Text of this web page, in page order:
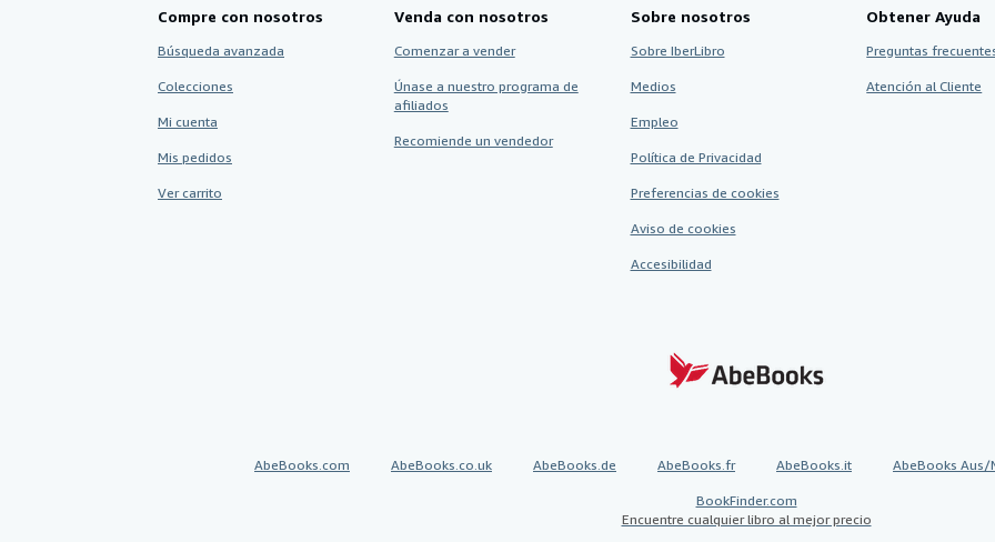
Compre con nosotros
Búsqueda avanzada
Colecciones
Mi cuenta
Mis pedidos
Ver carrito
Venda con nosotros
Comenzar a vender
Únase a nuestro programa de
afiliados
Recomiende un vendedor
Sobre nosotros
Sobre IberLibro
Medios
Empleo
Política de Privacidad
Preferencias de cookies
Aviso de cookies
Accesibilidad
Obtener Ayuda
Preguntas
Atención al Cliente
AbeBooks.com AbeBooks.co.uk AbeBooks.de AbeBooks.fr AbeBooks.it AbeBooks Aus/
BookFinder.com
Encuentre cualquier libro al mejor precio